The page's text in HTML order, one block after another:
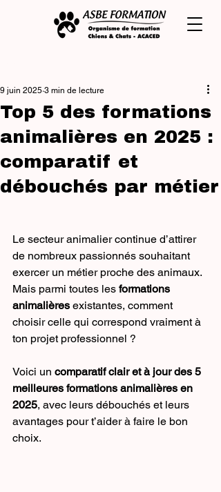
Top 5 des formations
animalières en 2025 :
comparatif et
débouchés par métier
9 juin 2025 3 min de lecture
Le secteur animalier continue d’attirer
de nombreux passionnés souhaitant
exercer un métier proche des animaux.
Mais parmi toutes les formations
animalières existantes, comment
choisir celle qui correspond vraiment à
ton projet professionnel ?
Voici un comparatif clair et à jour des 5
meilleures formations animalières en
2025, avec leurs débouchés et leurs
avantages pour t’aider à faire le bon
choix.